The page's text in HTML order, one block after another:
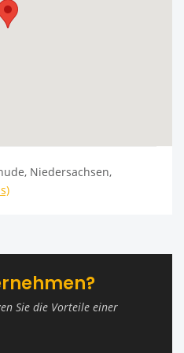
Niedersachsen,
Sie die Vorteile einer